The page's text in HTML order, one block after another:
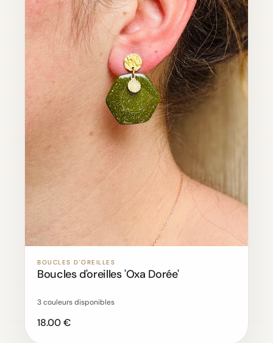
BOUCLES D'OREILLES
Boucles d'oreilles 'Oxa Dorée'
3 couleurs disponibles
18.00 €